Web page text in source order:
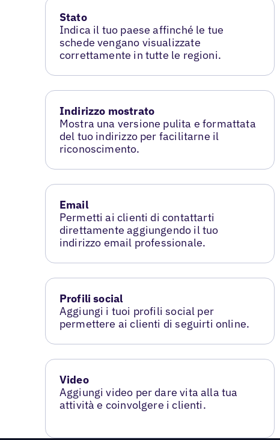
Stato
Indica il tuo paese affinché le tue
schede vengano visualizzate
correttamente in tutte le regioni.
Indirizzo mostrato
Mostra una versione pulita e formattata
del tuo indirizzo per facilitarne il
riconoscimento.
Email
Permetti ai clienti di contattarti
direttamente aggiungendo il tuo
indirizzo email professionale.
Profili social
Aggiungi i tuoi profili social per
permettere ai clienti di seguirti online.
Video
Aggiungi video per dare vita alla tua
attività e coinvolgere i clienti.